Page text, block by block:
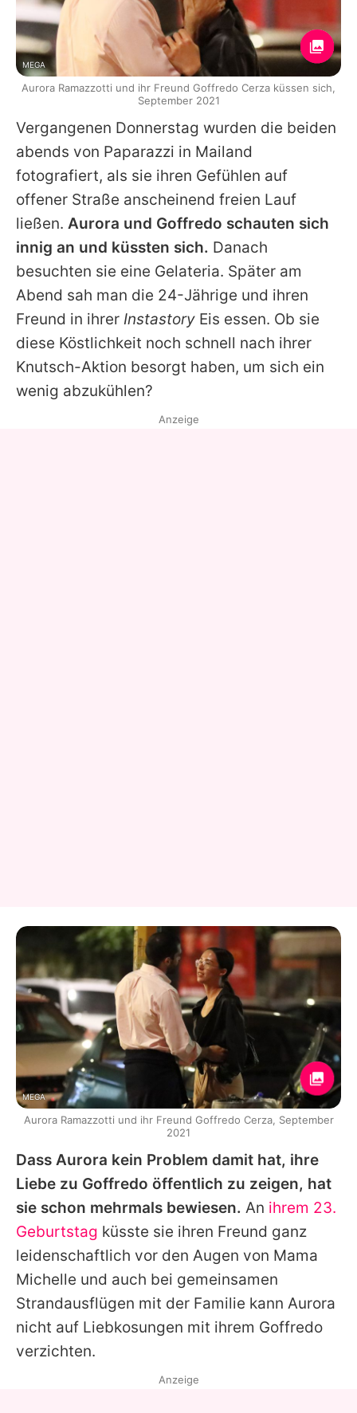
Vergangenen Donnerstag wurden die beiden
abends von Paparazzi in Mailand
fotografiert, als sie ihren Gefühlen auf
offener Straße anscheinend freien Lauf
ließen. Aurora und Goffredo schauten sich
innig an und küssten sich. Danach
besuchten sie eine Gelateria. Später am
Abend sah man die 24-Jährige und ihren
Freund in ihrer Instastory Eis essen. Ob sie
diese Köstlichkeit noch schnell nach ihrer
Knutsch-Aktion besorgt haben, um sich ein
wenig abzukühlen?
Dass Aurora kein Problem damit hat, ihre
Liebe zu Goffredo öffentlich zu zeigen, hat
sie schon mehrmals bewiesen. An ihrem 23.
Geburtstag küsste sie ihren Freund ganz
leidenschaftlich vor den Augen von Mama
Michelle und auch bei gemeinsamen
Strandausflügen mit der Familie kann Aurora
nicht auf Liebkosungen mit ihrem Goffredo
verzichten.
MEGA
Aurora Ramazzotti und ihr Freund Goffredo Cerza küssen sich,
September 2021
Anzeige
MEGA
Aurora Ramazzotti und ihr Freund Goffredo Cerza, September
2021
Anzeige